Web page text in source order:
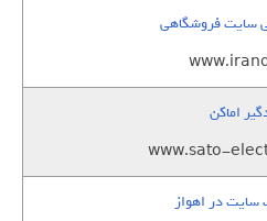
سایت فروشگاهی
اماکن
www.sato-
در اهواز